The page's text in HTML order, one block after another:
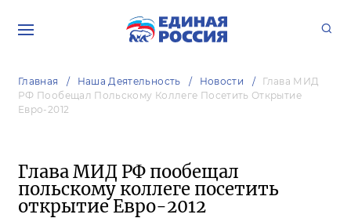
Главная Наша Деятельность Новости
Глава МИД
РФ Пообещал Польскому Коллеге Посетить Открытие
Евро-2012
Глава МИД РФ пообещал
польскому коллеге посетить
открытие Евро-2012